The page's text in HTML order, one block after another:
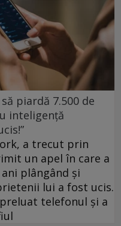
piardă 7.500 de
inteligență
a trecut prin
un apel în care a
plângând și
lui a fost ucis.
telefonul și a